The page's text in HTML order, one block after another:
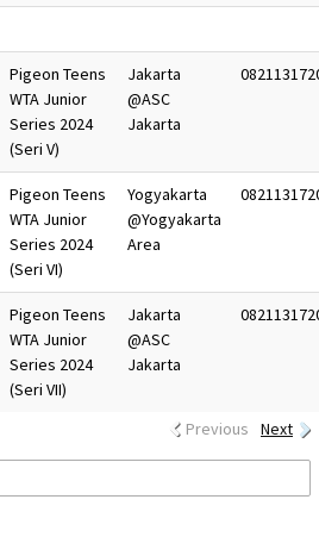
Pigeon Teens
WTA Junior
Series 2024
(Seri V)
Jakarta
@ASC
Jakarta
Pigeon Teens
WTA Junior
Series 2024
(Seri VI)
Yogyakarta
@Yogyakarta
Area
Pigeon Teens
WTA Junior
Series 2024
(Seri VII)
Jakarta
@ASC
Jakarta
Previous
Next